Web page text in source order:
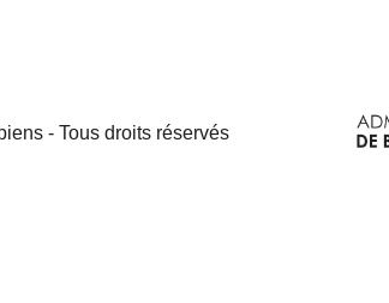
- Tous droits réservés